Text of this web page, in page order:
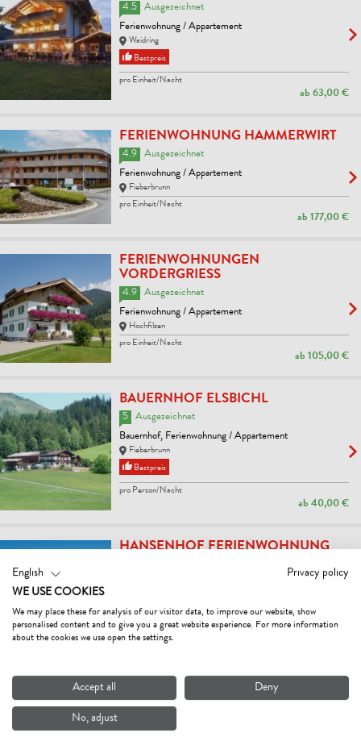
4.5
Ausgezeichnet
Ferienwohnung / Appartement
Waidring
Bestpreis
pro Einheit/Nacht
ab 63,00 €
FERIENWOHNUNG HAMMERWIRT
4.9
Ausgezeichnet
Ferienwohnung / Appartement
Fieberbrunn
pro Einheit/Nacht
ab 177,00 €
FERIENWOHNUNGEN
VORDERGRIESS
4.9
Ausgezeichnet
Ferienwohnung / Appartement
Hochfilzen
pro Einheit/Nacht
ab 105,00 €
BAUERNHOF ELSBICHL
5
Ausgezeichnet
Bauernhof, Ferienwohnung / Appartement
Fieberbrunn
Bestpreis
pro Person/Nacht
ab 40,00 €
HANSENHOF FERIENWOHNUNG
ab
pro Einheit/Nacht
English
Privacy policy
WE USE COOKIES
We may place these for analysis of our visitor data, to improve our website, show
personalised content and to give you a great website experience. For more information
about the cookies we use open the settings.
Accept all Deny
No, adjust